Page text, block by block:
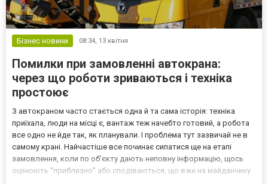
Бізнес новини 08:34, 13 квітня
Помилки при замовленні автокрана:
через що роботи зриваються і техніка
простоює
З автокраном часто стається одна й та сама історія: техніка
приїхала, люди на місці є, вантаж теж начебто готовий, а робота
все одно не йде так, як планували. І проблема тут зазвичай не в
самому крані. Найчастіше все починає сипатися ще на етапі
замовлення, коли по об’єкту дають неповну інформацію, щось
оцінюють “приблизно” або сподіваються, що вже на майданчику